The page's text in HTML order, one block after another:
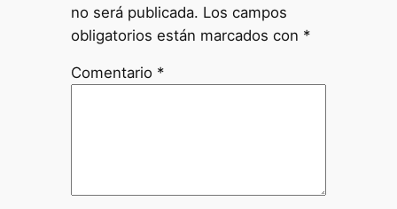
no será publicada. Los campos
obligatorios están marcados con *
Comentario *